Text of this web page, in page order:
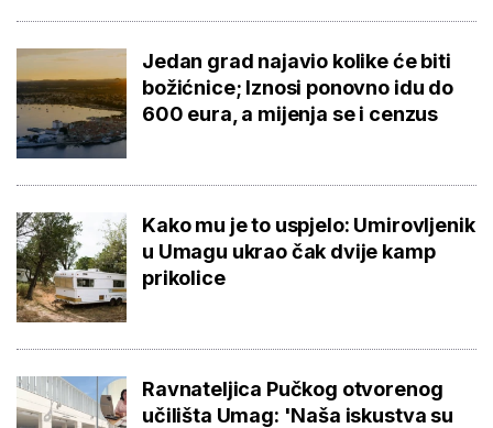
Jedan grad najavio kolike će biti
božićnice; Iznosi ponovno idu do
600 eura, a mijenja se i cenzus
Kako mu je to uspjelo: Umirovljenik
u Umagu ukrao čak dvije kamp
prikolice
Ravnateljica Pučkog otvorenog
učilišta Umag: 'Naša iskustva su